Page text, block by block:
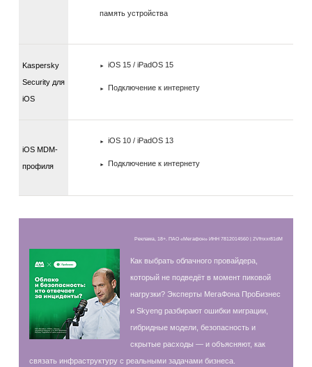
память устройства
Kaspersky
Security для
iOS
iOS 15 / iPadOS 15
Подключение к интернету
iOS MDM-
профиля
iOS 10 / iPadOS 13
Подключение к интернету
Реклама, 18+. ПАО «Мегафон» ИНН 7812014560 | 2Vfnxxr81dM
Как выбрать облачного провайдера,
который не подведёт в момент пиковой
нагрузки? Эксперты МегаФона ПроБизнес
и Skyeng разбирают ошибки миграции,
гибридные модели, безопасность и
скрытые расходы — и объясняют, как
связать инфраструктуру с реальными задачами бизнеса.